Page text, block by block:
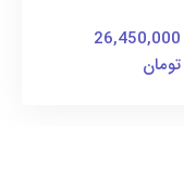
26,450,000
تومان